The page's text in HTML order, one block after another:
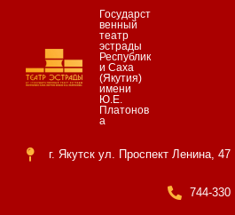
Государст
венный
театр
эстрады
Республик
и Саха
(Якутия)
имени
Ю.Е.
Платонов
а
г. Якутск ул. Проспект Ленина, 47
744-330